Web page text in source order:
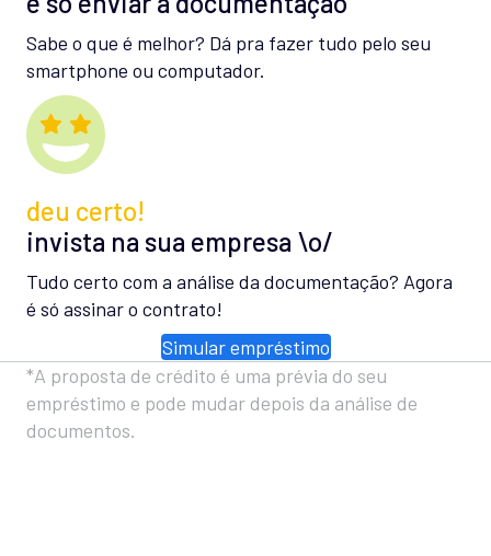
Sabe o que é melhor? Dá pra fazer tudo pelo seu
smartphone ou computador.
deu certo!
invista na sua empresa \o/
Tudo certo com a análise da documentação? Agora
é só assinar o contrato!
Simular empréstimo
*A proposta de crédito é uma prévia do seu
empréstimo e pode mudar depois da análise de
documentos.